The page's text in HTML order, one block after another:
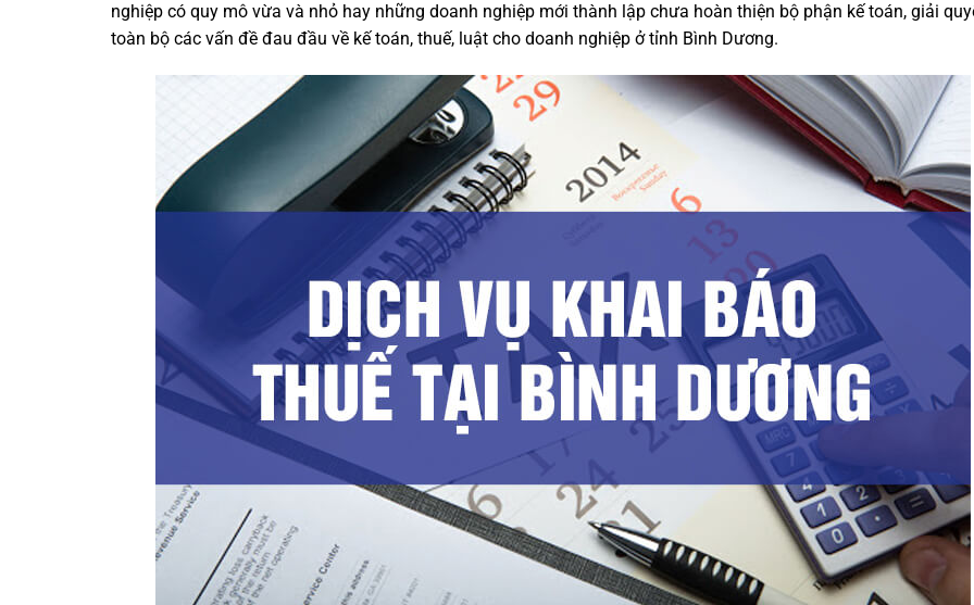
nghiệp có quy mô vừa và nhỏ hay những doanh nghiệp mới thành lập chưa hoàn thiện bộ phận kế toán, giải
toàn bộ các vấn đề đau đầu về kế toán, thuế, luật cho doanh nghiệp ở tỉnh Bình Dương.